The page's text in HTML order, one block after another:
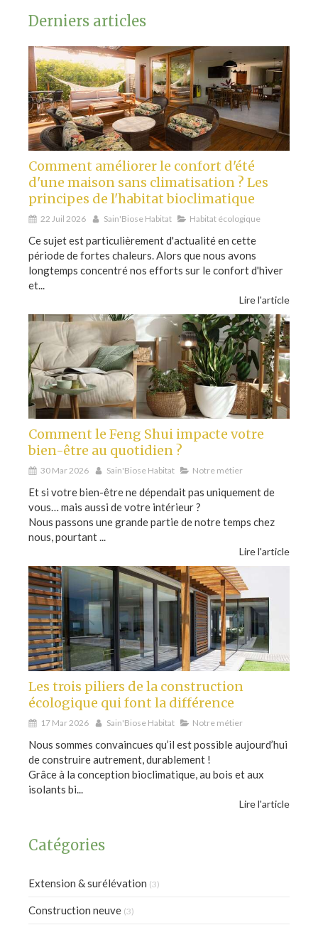
Derniers articles
Comment améliorer le confort d'été
d'une maison sans climatisation ? Les
principes de l'habitat bioclimatique
22 Juil 2026 Sain'Biose Habitat Habitat écologique
Ce sujet est particulièrement d'actualité en cette
période de fortes chaleurs. Alors que nous avons
longtemps concentré nos efforts sur le confort d'hiver
et...
Lire l'article
Comment le Feng Shui impacte votre
bien-être au quotidien ?
30 Mar 2026 Sain'Biose Habitat Notre métier
Et si votre bien-être ne dépendait pas uniquement de
vous… mais aussi de votre intérieur ?
Nous passons une grande partie de notre temps chez
nous, pourtant ...
Lire l'article
Les trois piliers de la construction
écologique qui font la différence
17 Mar 2026 Sain'Biose Habitat Notre métier
Nous sommes convaincues qu’il est possible aujourd’hui
de construire autrement, durablement !
Grâce à la conception bioclimatique, au bois et aux
isolants bi...
Lire l'article
Catégories
Extension & surélévation (3)
Construction neuve (3)